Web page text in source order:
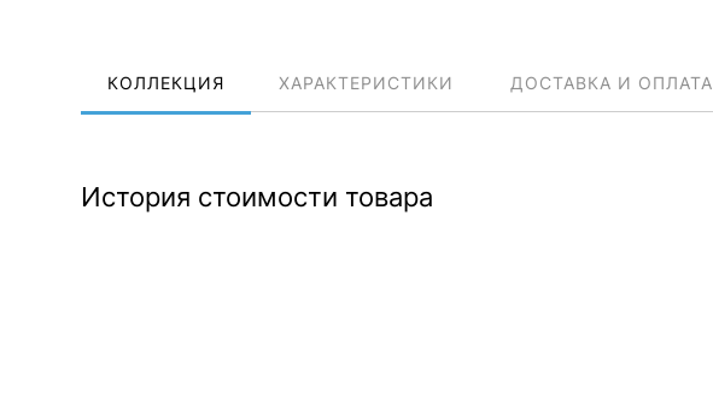
КОЛЛЕКЦИЯ ХАРАКТЕРИСТИКИ ДОСТАВКА И ОПЛАТА
История стоимости товара